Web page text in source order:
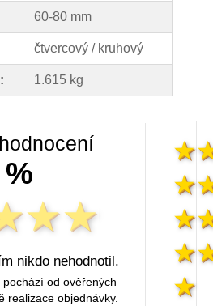
60-80 mm
čtvercový / kruhový
1.615 kg
nikdo nehodnotil.
od ověřených
realizace objednávky.